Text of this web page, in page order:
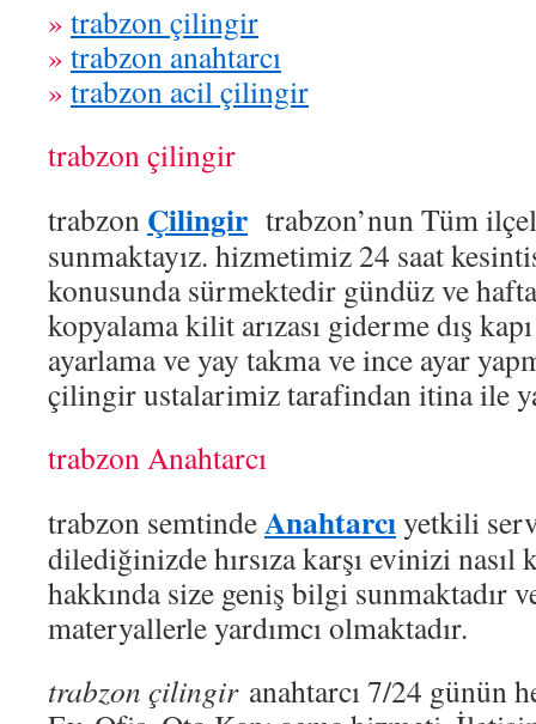
» trabzon çilingir
» trabzon anahtarcı
» trabzon acil çilingir
trabzon çilingir
trabzon Çilingir trabzon’nun Tüm
sunmaktayız. hizmetimiz 24 saat
konusunda sürmektedir gündüz ve
kopyalama kilit arızası giderme dış
ayarlama ve yay takma ve ince ayar
çilingir ustalarimiz tarafindan itina ile
trabzon Anahtarcı
trabzon semtindeAnahtarcıyetkili
dilediğinizde hırsıza karşı evinizi nasıl
hakkında size geniş bilgi sunmaktadır
materyallerle yardımcı olmaktadır.
trabzon çilingiranahtarcı 7/24 günün